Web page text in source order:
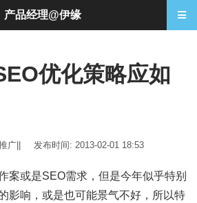
优化策略应如
广|| 发布时间: 2013-02-01 18:53
案或是SEO需求，但是今年似乎特别
影响，或是也可能景气不好，所以特
产品经理@伊缘